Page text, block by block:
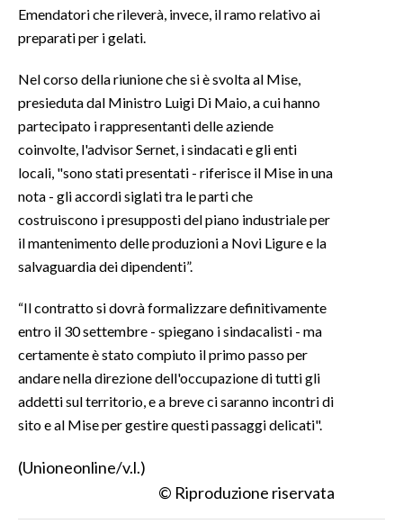
#CARAUNIONE
INSULARITÀ
INFO AZIENDE
ABBONATI
ANNUNCI
PUBBLICITÀ
STORE
Emendatori che rileverà, invece, il ramo relativo ai
preparati per i gelati.
Nel corso della riunione che si è svolta al Mise,
presieduta dal Ministro Luigi Di Maio, a cui hanno
partecipato i rappresentanti delle aziende
coinvolte, l'advisor Sernet, i sindacati e gli enti
locali, "sono stati presentati - riferisce il Mise in una
nota - gli accordi siglati tra le parti che
costruiscono i presupposti del piano industriale per
il mantenimento delle produzioni a Novi Ligure e la
salvaguardia dei dipendenti”.
“Il contratto si dovrà formalizzare definitivamente
entro il 30 settembre - spiegano i sindacalisti - ma
certamente è stato compiuto il primo passo per
andare nella direzione dell'occupazione di tutti gli
addetti sul territorio, e a breve ci saranno incontri di
sito e al Mise per gestire questi passaggi delicati".
(Unioneonline/v.l.)
© Riproduzione riservata